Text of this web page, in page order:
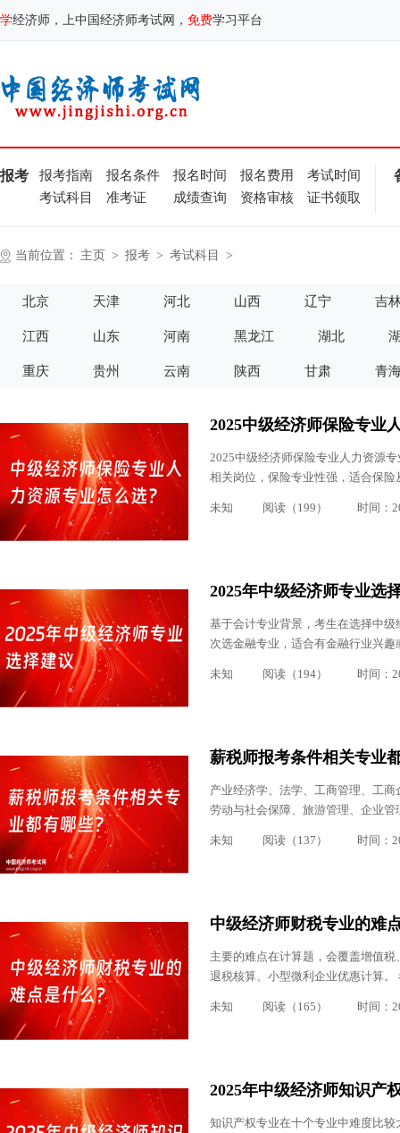
学经济师，上中国经济师考试网， 免费学习平台
报考 报考指南 报名条件 报名时间 报名费用
考试时间
考试科目
准考证 成绩查询 资格审核 证书领取
当前位置： 主页 > 报考 > 考试科目 >
北京 天津 河北 山西 辽宁 吉
江西 山东 河南 黑龙江 湖北
重庆 贵州 云南 陕西 甘肃 青
2025中级经济师保险专业
2025中级经济师保险专业人力资源
相关岗位，保险专业性强，适合保
未知 阅读（199） 时间：
2025年中级经济师专业选
基于会计专业背景，考生在选择中
次选金融专业，适合有金融行业兴
未知 阅读（194） 时间：
薪税师报考条件相关专业
产业经济学、法学、工商管理、工
劳动与社会保障、旅游管理、企业
未知 阅读（137） 时间：
中级经济师财税专业的难
主要的难点在计算题，会覆盖增值
退税核算、小型微利企业优惠计算
未知 阅读（165） 时间：
2025年中级经济师知识产
知识产权专业在十个专业中难度比